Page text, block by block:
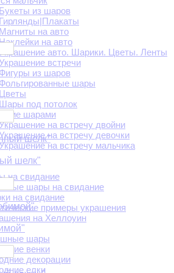
из шаров
Гирлянды|Плакаты
Магниты на авто
на авто
авто. Шарики. Цветы. Ленты
встречи
Фигуры из шаров
Фольгированные шары
Цветы
Шары под потолок
шарами
на встречу двойни
на встречу девочки
на встречу мальчика
на свидание
шары на свидание
на свидание
примеры украшения
на Хеллоуин
шары
венки
декорации
елки
шелк"